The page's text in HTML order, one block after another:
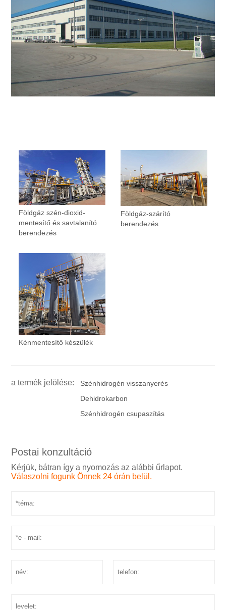
Földgáz szén-dioxid-
mentesítő és savtalanító
berendezés
Földgáz-szárító
berendezés
Kénmentesítő készülék
a termék jelölése:
Szénhidrogén visszanyerés
Dehidrokarbon
Szénhidrogén csupaszítás
Postai konzultáció
Kérjük, bátran így a nyomozás az alábbi űrlapot.
Válaszolni fogunk Önnek 24 órán belül.